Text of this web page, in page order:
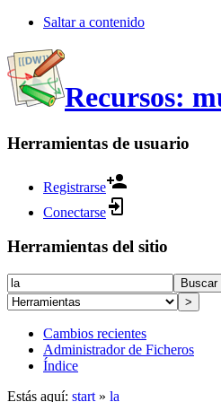
Saltar a contenido
Recursos:
Herramientas de usuario
Registrarse
Conectarse
Herramientas del sitio
Buscar
>
Cambios recientes
Administrador de Ficheros
Índice
Estás aquí: start » la